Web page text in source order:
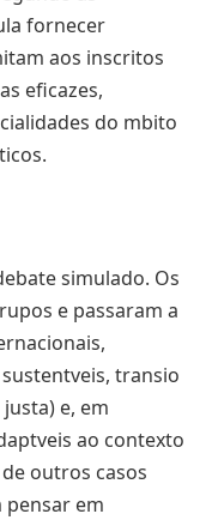
fornecer
aos inscritos
eficazes,
do mbito
simulado. Os
e passaram a
transio
e, em
ao contexto
outros casos
pensar em